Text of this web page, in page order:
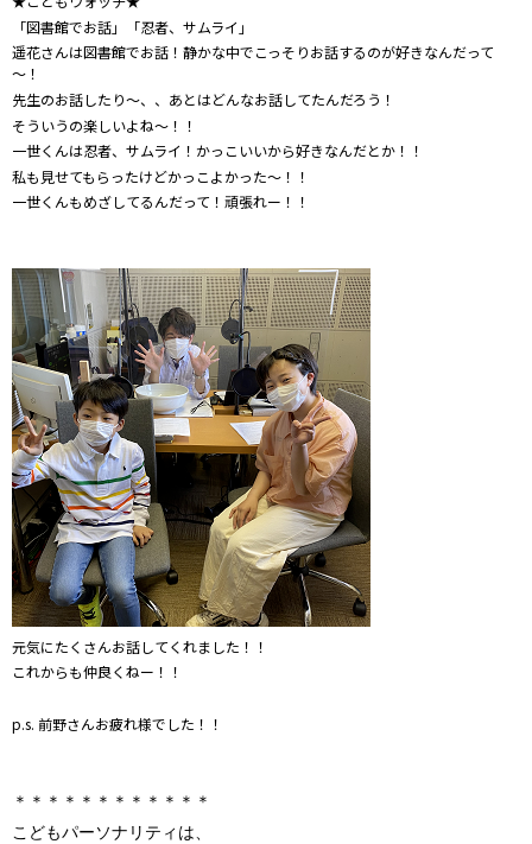
「図書館でお話」「忍者、サムライ」
遥花さんは図書館でお話！静かな中でこっそりお話するのが好きなんだって
～！
先生のお話したり～、、あとはどんなお話してたんだろう！
そういうの楽しいよね～！！
一世くんは忍者、サムライ！かっこいいから好きなんだとか！！
私も見せてもらったけどかっこよかった～！！
一世くんもめざしてるんだって！頑張れー！！
元気にたくさんお話してくれました！！
これからも仲良くねー！！
p.s. 前野さんお疲れ様でした！！
＊＊＊＊＊＊＊＊＊＊＊＊
こどもパーソナリティは、